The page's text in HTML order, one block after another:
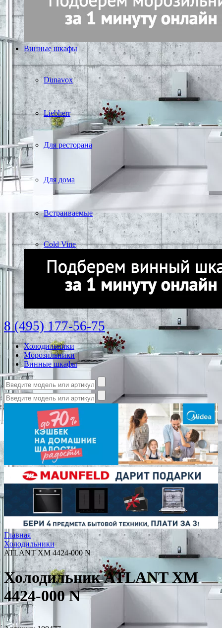
Винные шкафы
Dunavox
Liebherr
Для ресторана
Для дома
Встраиваемые
Cold Vine
8 (495) 177-56-75
Холодильники
Морозильники
Винные шкафы
Главная
Холодильники
ATLANT ХМ 4424-000 N
Холодильник ATLANT ХМ
4424-000 N